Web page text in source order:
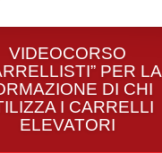
VIDEOCORSO
PER LA
DI CHI
I CARRELLI
ELEVATORI